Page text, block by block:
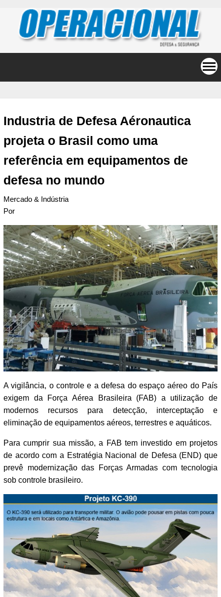
Industria de Defesa Aéronautica
projeta o Brasil como uma
referência em equipamentos de
defesa no mundo
Mercado & Indústria
Por
A vigilância, o controle e a defesa do espaço aéreo do País
exigem da Força Aérea Brasileira (FAB) a utilização de
modernos recursos para detecção, interceptação e
eliminação de equipamentos aéreos, terrestres e aquáticos.
Para cumprir sua missão, a FAB tem investido em projetos
de acordo com a Estratégia Nacional de Defesa (END) que
prevê modernização das Forças Armadas com tecnologia
sob controle brasileiro.